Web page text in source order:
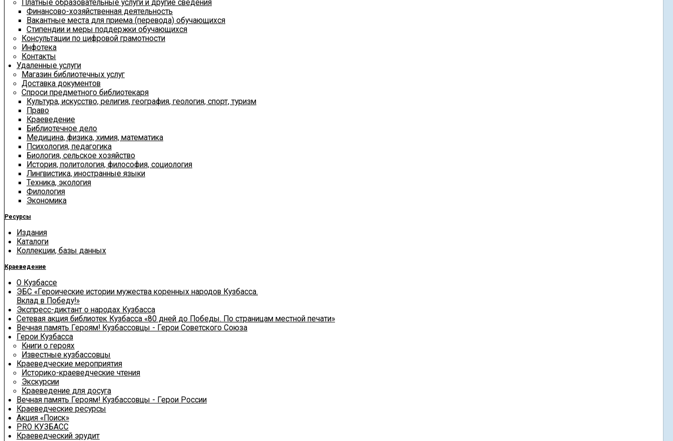
Платные образовательные услуги и другие сведения
Финансово-хозяйственная деятельность
Вакантные места для приема (перевода) обучающихся
Стипендии и меры поддержки обучающихся
Консультации по цифровой грамотности
Инфотека
Контакты
Удаленные услуги
Магазин библиотечных услуг
Доставка документов
Спроси предметного библиотекаря
Культура, искусство, религия, география, геология, спорт, туризм
Право
Краеведение
Библиотечное дело
Медицина, физика, химия, математика
Психология, педагогика
Биология, сельское хозяйство
История, политология, философия, социология
Лингвистика, иностранные языки
Техника, экология
Филология
Экономика
Ресурсы
Издания
Каталоги
Коллекции, базы данных
Краеведение
О Кузбассе
ЭБС «Героические истории мужества коренных народов Кузбасса.
Вклад в Победу!»
Экспресс-диктант о народах Кузбасса
Сетевая акция библиотек Кузбасса «80 дней до Победы. По страницам местной печати»
Вечная память Героям! Кузбассовцы - Герои Советского Союза
Герои Кузбасса
Книги о героях
Известные кузбассовцы
Краеведческие мероприятия
Историко-краеведческие чтения
Экскурсии
Краеведение для досуга
Вечная память Героям! Кузбассовцы - Герои России
Краеведческие ресурсы
Акция «Поиск»
PRO КУЗБАСС
Краеведческий эрудит